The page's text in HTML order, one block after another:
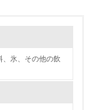
っていない場合
Operating
食品安全」「環境」
、氷、その他の飲